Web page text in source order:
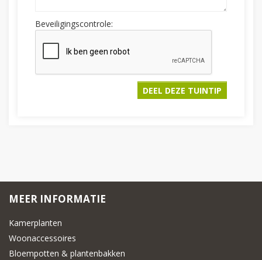
Beveiligingscontrole:
MEER INFORMATIE
Kamerplanten
Woonaccessoires
Bloempotten & plantenbakken